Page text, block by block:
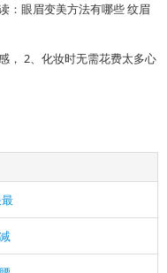
：眼眉变美方法有哪些 纹眉
， 2、化妆时无需花费太多心